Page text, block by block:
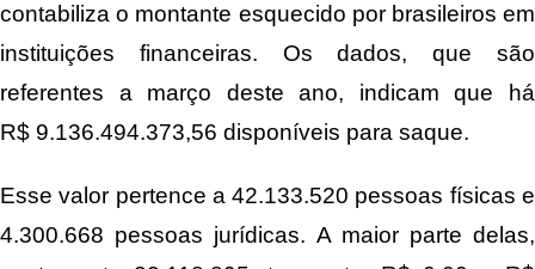
contabiliza o montante esquecido por brasileiros em
instituições financeiras. Os dados, que são
referentes a março deste ano, indicam que há
R$ 9.136.494.373,56 disponíveis para saque.
Esse valor pertence a 42.133.520 pessoas físicas e
4.300.668 pessoas jurídicas. A maior parte delas,